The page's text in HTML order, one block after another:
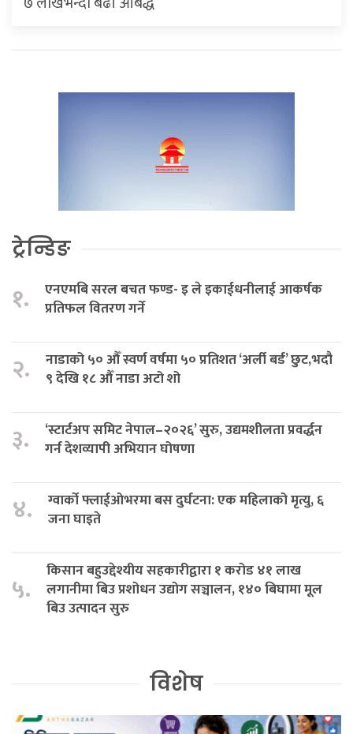
ट्रेन्डिङ
१.
एनएमबि सरल बचत फण्ड- इ ले इकाईधनीलाई आकर्षक
प्रतिफल वितरण गर्ने
२.
नाडाको ५० औँ स्वर्ण वर्षमा ५० प्रतिशत ‘अर्ली बर्ड’ छुट,भदौ
९ देखि १८ औँ नाडा अटो शो
३.
‘स्टार्टअप समिट नेपाल–२०२६’ सुरु, उद्यमशीलता प्रवर्द्धन
गर्न देशव्यापी अभियान घोषणा
४.
ग्वार्को फ्लाईओभरमा बस दुर्घटना: एक महिलाको मृत्यु, ६
जना घाइते
५.
किसान बहुउद्देश्यीय सहकारीद्वारा १ करोड ४१ लाख
लगानीमा बिउ प्रशोधन उद्योग सञ्चालन, १४० बिघामा मूल
बिउ उत्पादन सुरु
विशेष